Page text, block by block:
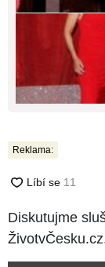
Reklama:
Diskutujme